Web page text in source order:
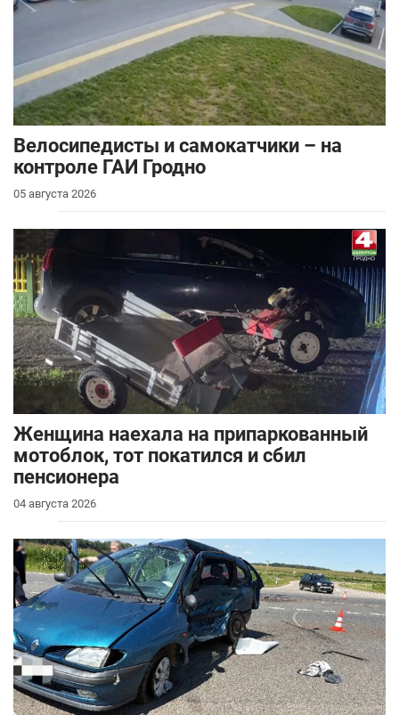
Велосипедисты и самокатчики – на
контроле ГАИ Гродно
05 августа 2026
Женщина наехала на припаркованный
мотоблок, тот покатился и сбил
пенсионера
04 августа 2026